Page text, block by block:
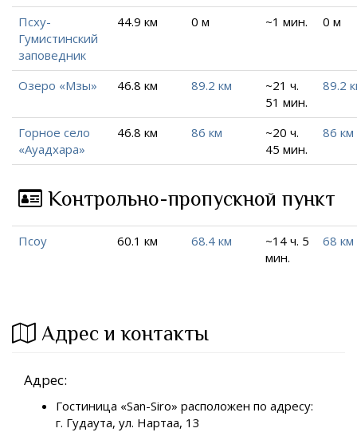
Псху-
Гумистинский
заповедник
44.9 км 0 м ~1 мин. 0 м
Озеро «Мзы» 46.8 км 89.2 км
~21 ч.
51 мин.
89.2
Горное село
«Ауадхара»
46.8 км 86 км
~20 ч.
45 мин.
86 км
Контрольно-пропускной пункт
Псоу 60.1 км 68.4 км
~14 ч. 5
мин.
68 км
Адрес и контакты
Адрес:
Гостиница «San-Siro» расположен по адресу:
г. Гудаута, ул. Нартаа, 13